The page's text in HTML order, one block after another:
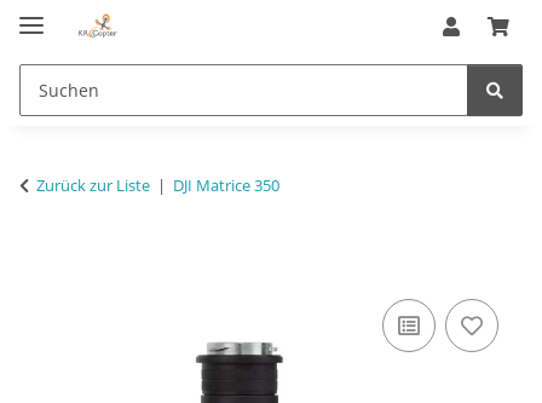
Zurück zur Liste DJI Matrice 350